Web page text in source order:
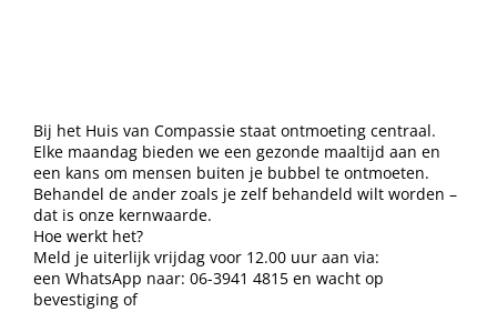
Bij het Huis van Compassie staat ontmoeting centraal.
Elke maandag bieden we een gezonde maaltijd aan en
een kans om mensen buiten je bubbel te ontmoeten.
Behandel de ander zoals je zelf behandeld wilt worden –
dat is onze kernwaarde.
Hoe werkt het?
Meld je uiterlijk vrijdag voor 12.00 uur aan via:
een WhatsApp naar: 06-3941 4815 en wacht op
bevestiging of